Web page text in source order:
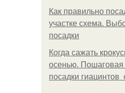
Как правильно
участке схема.
посадки
Когда сажать
осенью. Пошаговая
посадки гиацинтов